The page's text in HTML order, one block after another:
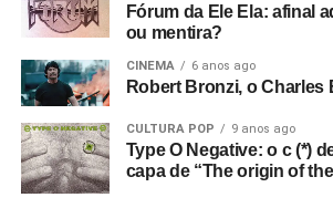
Fórum da Ele Ela: afinal
ou mentira?
CINEMA 6 anos ago
Robert Bronzi, o
CULTURA POP 9 anos ago
Type O Negative: o c (*)
capa de “The origin of